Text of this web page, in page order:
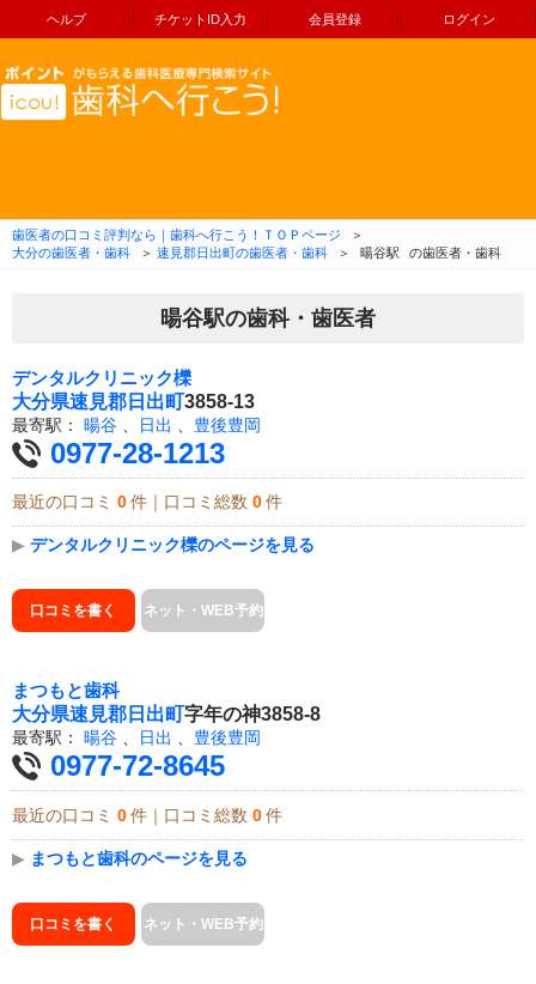
ヘルプ チケットID入力 会員登録 ログイン
コンテンツへ移動
歯医者の口コミ評判なら｜歯科へ行こう！ＴＯＰページ
＞
大分の歯医者・歯科
＞ 速見郡日出町の歯医者・歯科 ＞ 暘谷駅 の歯医者・歯科
暘谷駅の歯科・歯医者
デンタルクリニック櫟
大分県速見郡日出町3858-13
最寄駅： 暘谷 日出 豊後豊岡
0977-28-1213
最近の口コミ 0 件｜口コミ総数 0 件
▶ デンタルクリニック櫟のページを見る
口コミを書く ネット・WEB予約
まつもと歯科
大分県速見郡日出町字年の神3858-8
最寄駅： 暘谷 、 日出 、 豊後豊岡
0977-72-8645
最近の口コミ 0 件｜口コミ総数 0 件
▶ まつもと歯科のページを見る
口コミを書く ネット・WEB予約